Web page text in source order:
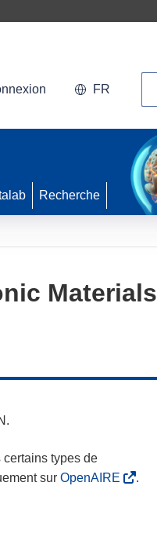
FR
Recherche
Materials
types de
sur OpenAIRE .